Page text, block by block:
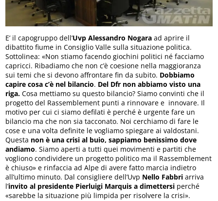
E’ il capogruppo dell’Uvp Alessandro Nogara ad aprire il
dibattito fiume in Consiglio Valle sulla situazione politica.
Sottolinea: «Non stiamo facendo giochini politici né facciamo
capricci. Ribadiamo che non c’è coesione nella maggioranza
sui temi che si devono affrontare fin da subito. Dobbiamo
capire cosa c’è nel bilancio. Del Dfr non abbiamo visto una
riga. Cosa mettiamo su questo bilancio? Siamo convinti che il
progetto del Rassemblement punti a rinnovare e innovare. Il
motivo per cui ci siamo defilati è perché è urgente fare un
bilancio ma che non sia tacconato. Noi cerchiamo di fare le
cose e una volta definite le vogliamo spiegare ai valdostani.
Questa non è una crisi al buio, sappiamo benissimo dove
andiamo. Siamo aperti a tutti quei movimenti e partiti che
vogliono condividere un progetto politico ma il Rassemblement
è chiuso» e rinfaccia ad Alpe di avere fatto marcia indietro
all’ultimo minuto. Dal consigliere dell’Uvp Nello Fabbri arriva
l’invito al presidente Pierluigi Marquis a dimettersi perché
«sarebbe la situazione più limpida per risolvere la crisi».